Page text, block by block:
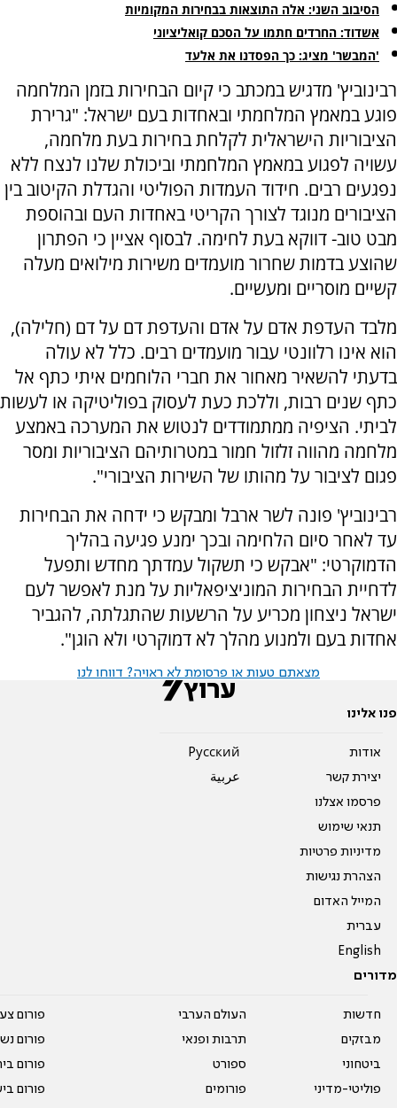
הסיבוב השני: אלה התוצאות בבחירות המקומיות
אשדוד: החרדים חתמו על הסכם קואליציוני
'המבשר' מציג: כך הפסדנו את אלעד
רבינוביץ' מדגיש במכתב כי קיום הבחירות בזמן המלחמה
פוגע במאמץ המלחמתי ובאחדות בעם ישראל: "גרירת
הציבוריות הישראלית לקלחת בחירות בעת מלחמה,
עשויה לפגוע במאמץ המלחמתי וביכולת שלנו לנצח ללא
נפגעים רבים. חידוד העמדות הפוליטי והגדלת הקיטוב בין
הציבורים מנוגד לצורך הקריטי באחדות העם ובהוספת
מבט טוב- דווקא בעת לחימה. לבסוף אציין כי הפתרון
שהוצע בדמות שחרור מועמדים משירות מילואים מעלה
קשיים מוסריים ומעשיים.
מלבד העדפת אדם על אדם והעדפת דם על דם (חלילה),
הוא אינו רלוונטי עבור מועמדים רבים. כלל לא עולה
בדעתי להשאיר מאחור את חברי הלוחמים איתי כתף אל
כתף שנים רבות, וללכת כעת לעסוק בפוליטיקה או לעשות
לביתי. הציפיה ממתמודדים לנטוש את המערכה באמצע
מלחמה מהווה זלזול חמור במטרותיהם הציבוריות ומסר
פגום לציבור על מהותו של השירות הציבורי".
רבינוביץ' פונה לשר ארבל ומבקש כי ידחה את הבחירות
עד לאחר סיום הלחימה ובכך ימנע פגיעה בהליך
הדמוקרטי: "אבקש כי תשקול עמדתך מחדש ותפעל
לדחיית הבחירות המוניציפאליות על מנת לאפשר לעם
ישראל ניצחון מכריע על הרשעות שהתגלתה, להגביר
אחדות בעם ולמנוע מהלך לא דמוקרטי ולא הוגן".
מצאתם טעות או פרסומת לא ראויה? דווחו לנו
פנו אלינו
אודות
יצירת קשר
פרסמו אצלנו
תנאי שימוש
מדיניות פרטיות
הצהרת נגישות
המייל האדום
עברית
English
Pусский
عربية
מדורים
חדשות
מבזקים
ביטחוני
פוליטי-מדיני
העולם הערבי
תרבות ופנאי
ספורט
פורומים
פורום
פורום
פורום
פורום